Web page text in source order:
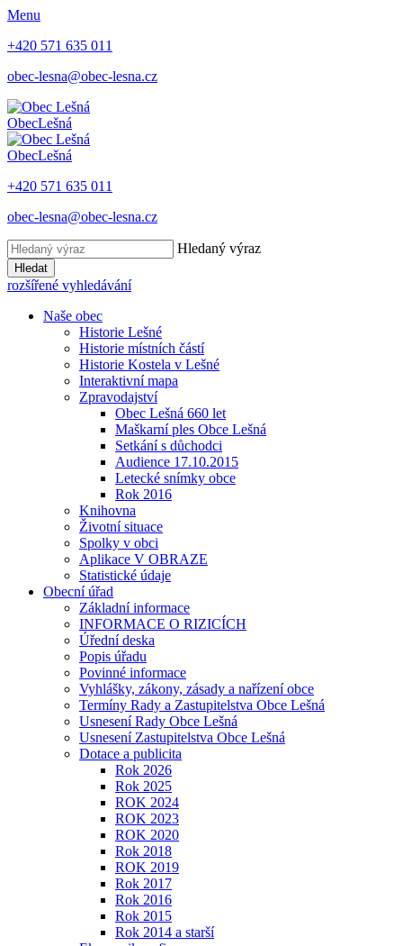
Menu
+420 571 635 011
obec-lesna@obec-lesna.cz
ObecLešná
ObecLešná
+420 571 635 011
obec-lesna@obec-lesna.cz
Hledaný výraz
Hledat
rozšířené vyhledávání
Naše obec
Historie Lešné
Historie místních částí
Historie Kostela v Lešné
Interaktivní mapa
Zpravodajství
Obec Lešná 660 let
Maškarní ples Obce Lešná
Setkání s důchodci
Audience 17.10.2015
Letecké snímky obce
Rok 2016
Knihovna
Životní situace
Spolky v obci
Aplikace V OBRAZE
Statistické údaje
Obecní úřad
Základní informace
INFORMACE O RIZICÍCH
Úřední deska
Popis úřadu
Povinné informace
Vyhlášky, zákony, zásady a nařízení obce
Termíny Rady a Zastupitelstva Obce Lešná
Usnesení Rady Obce Lešná
Usnesení Zastupitelstva Obce Lešná
Dotace a publicita
Rok 2026
Rok 2025
ROK 2024
ROK 2023
ROK 2020
Rok 2018
ROK 2019
Rok 2017
Rok 2016
Rok 2015
Rok 2014 a starší